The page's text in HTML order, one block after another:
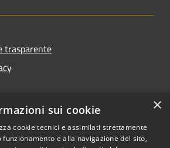
trasparente
×
sui cookie
cookie tecnici e assimilati strettamente
e alla navigazione del sito,